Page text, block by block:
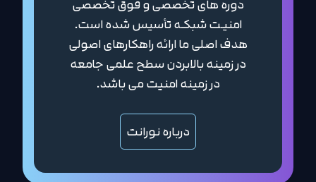
دوره های تخصصی و فوق تخصصی
امنیـت شبکـه تأسیس شده است.
هدف اصلی ما ارائه راهکارهای اصولی
در زمینه بالابردن سطح علمی جامعه
در زمینه امنیت می باشد.
درباره نورانت